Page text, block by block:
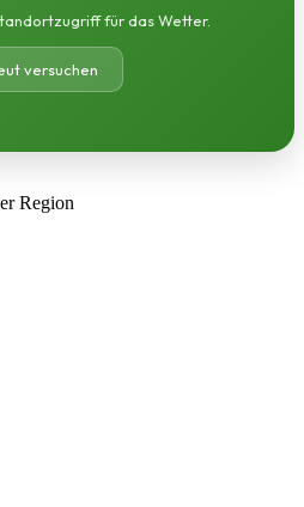
für das Wetter.
versuchen
Region